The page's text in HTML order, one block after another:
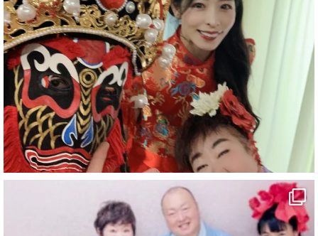
#チャンネル登録おねがいします
#愛媛県
#新居浜市
#幸福駅
#別子銅山
#鉱山観光列車
#四国
#愛媛観光
#旅行
#旅行動画
#一人旅
#観光スポット
#旅行好きと繋がりたい